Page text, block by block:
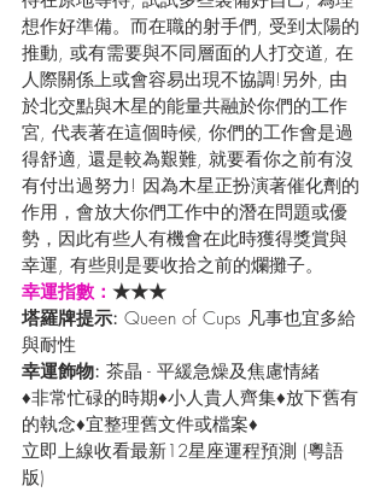
想作好準備。而在職的射手們, 受到太陽的
推動, 或有需要與不同層面的人打交道, 在
人際關係上或會容易出現不協調!另外, 由
於北交點與木星的能量共融於你們的工作
宮, 代表著在這個時候, 你們的工作會是過
得舒適, 還是較為艱難, 就要看你之前有沒
有付出過努力! 因為木星正扮演著催化劑的
作用，會放大你們工作中的潛在問題或優
勢，因此有些人有機會在此時獲得獎賞與
幸運, 有些則是要收拾之前的爛攤子。
幸運指數： ★★★
塔羅牌提示: Queen of Cups 凡事也宜多給
與耐性
幸運飾物: 茶晶 - 平緩急燥及焦慮情緒
♦非常忙碌的時期♦小人貴人齊集♦放下舊有
的執念♦宜整理舊文件或檔案♦
立即上線收看最新12星座運程預測 (粵語
版)